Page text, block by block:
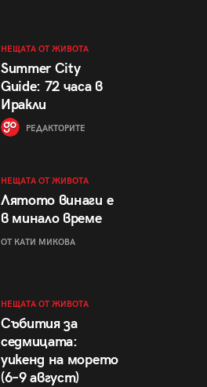
НЕЩАТА ОТ ЖИВОТА
Summer City
Guide: 72 часа в
Иракли
РЕДАКТОРИТЕ
НЕЩАТА ОТ ЖИВОТА
Лятото винаги е
в минало време
ОТ КАТИ МИКОВА
НЕЩАТА ОТ ЖИВОТА
Събития за
седмицата:
уикенд на морето
(6–9 август)